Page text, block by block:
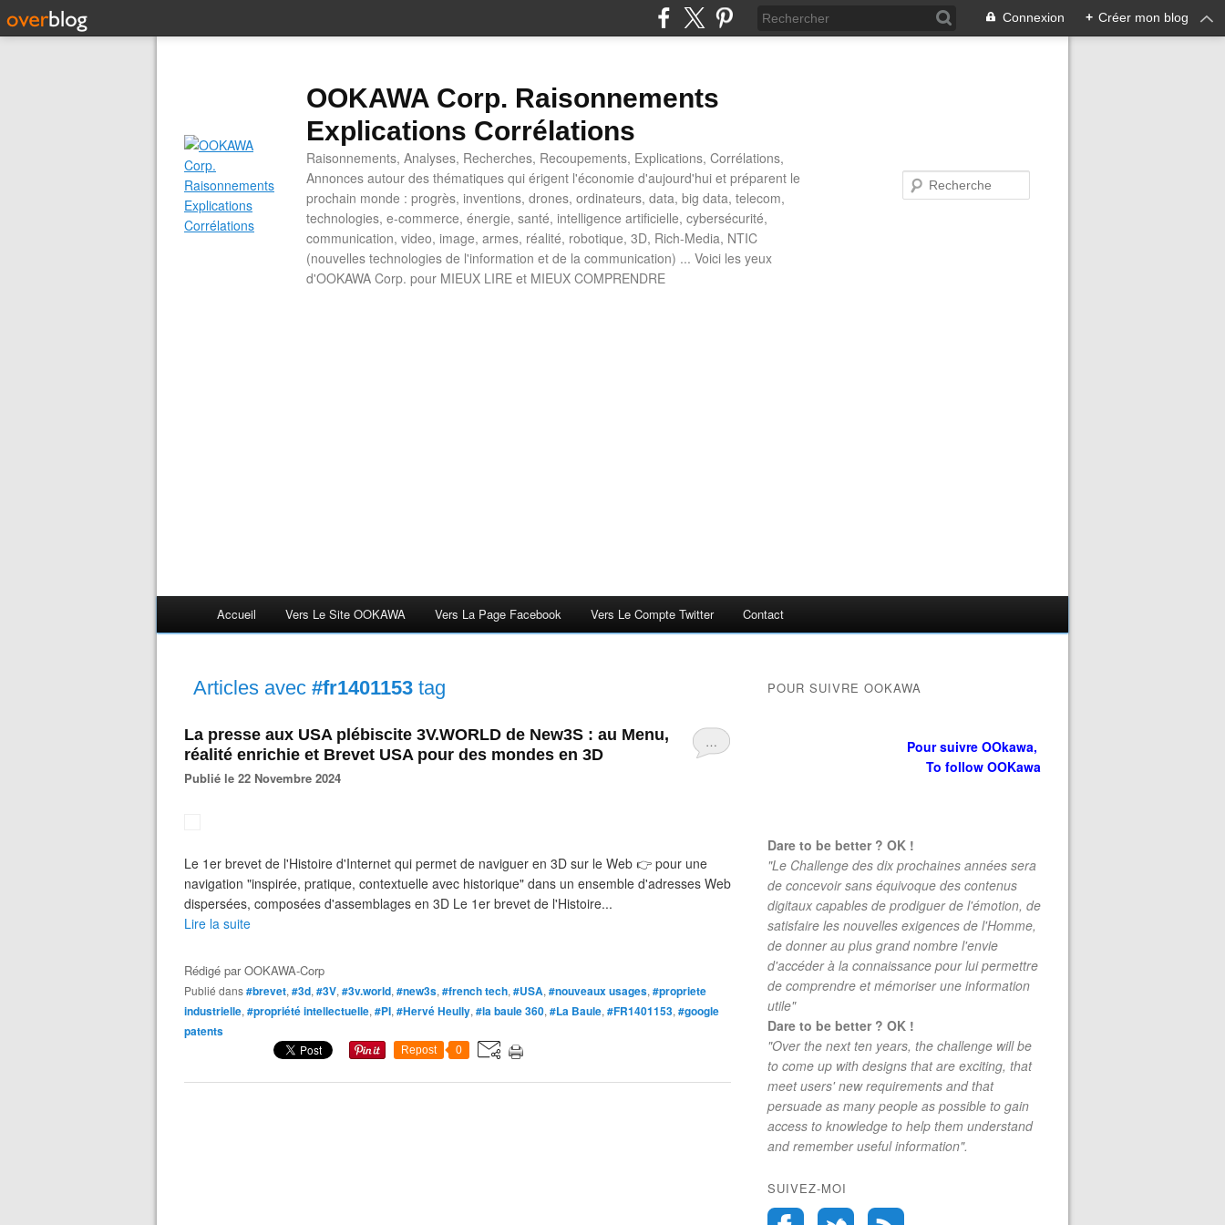
Connexion + Créer mon blog
OOKAWA Corp. Raisonnements
Explications Corrélations
Raisonnements, Analyses, Recherches, Recoupements, Explications, Corrélations,
Annonces autour des thématiques qui érigent l'économie d'aujourd'hui et préparent le
prochain monde : progrès, inventions, drones, ordinateurs, data, big data, telecom,
technologies, e-commerce, énergie, santé, intelligence artificielle, cybersécurité,
communication, video, image, armes, réalité, robotique, 3D, Rich-Media, NTIC
(nouvelles technologies de l'information et de la communication) ... Voici les yeux
d'OOKAWA Corp. pour MIEUX LIRE et MIEUX COMPRENDRE
Accueil Vers Le Site OOKAWA Vers La Page Facebook Vers Le Compte Twitter Contact
Articles avec #fr1401153 tag
…
La presse aux USA plébiscite 3V.WORLD de New3S : au Menu,
réalité enrichie et Brevet USA pour des mondes en 3D
Publié le 22 Novembre 2024
Le 1er brevet de l'Histoire d'Internet qui permet de naviguer en 3D sur le Web 👉 pour une
navigation "inspirée, pratique, contextuelle avec historique" dans un ensemble d'adresses Web
dispersées, composées d'assemblages en 3D Le 1er brevet de l'Histoire...
Lire la suite
Rédigé parOOKAWA-Corp
Publié dans#brevet, #3d, #3V, #3v.world, #new3s, #french tech, #USA, #nouveaux usages, #propriete
industrielle, #propriété intellectuelle, #PI, #Hervé Heully, #la baule 360, #La Baule, #FR1401153, #google
patents
Repost 0
POUR SUIVRE OOKAWA
Pour suivre OOkawa,
To follow OOKawa
Dare to be better ? OK !
"Le Challenge des dix prochaines années sera
de concevoir sans équivoque des contenus
digitaux capables de prodiguer de l'émotion, de
satisfaire les nouvelles exigences de l'Homme,
de donner au plus grand nombre l'envie
d'accéder à la connaissance pour lui permettre
de comprendre et mémoriser une information
utile"
Dare to be better ? OK !
"Over the next ten years, the challenge will be
to come up with designs that are exciting, that
meet users' new requirements and that
persuade as many people as possible to gain
access to knowledge to help them understand
and remember useful information".
SUIVEZ-MOI